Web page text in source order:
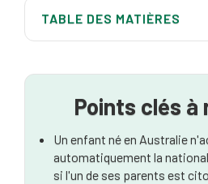
TABLE DES MATIÈRES
Citoyenneté par le biais
enfants
Cas particuliers pour la
des enfants
Points clés à
Un enfant né en Australie
automatiquement la
si l'un de ses parents est